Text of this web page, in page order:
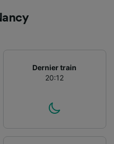
Dernier train
20:12
ou accéder à des
Publicités et
et du contenu,